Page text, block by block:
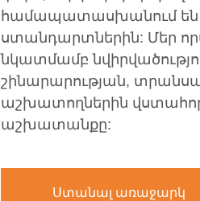
համապատասխանում են
ստանդարտներին: Մեր
նկատմամբ
շինարարության,
աշխատողներին
աշխատանքը:
Ստանալ առաջարկ